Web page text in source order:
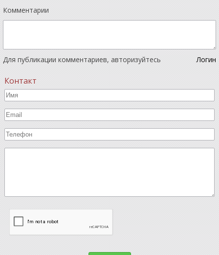
Комментарии
Для публикации комментариев, авторизуйтесь Логин
Контакт